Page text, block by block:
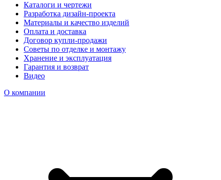
Каталоги и чертежи
Разработка дизайн-проекта
Материалы и качество изделий
Оплата и доставка
Договор купли-продажи
Советы по отделке и монтажу
Хранение и эксплуатация
Гарантия и возврат
Видео
О компании